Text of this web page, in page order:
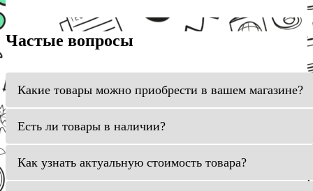
Частые вопросы
Какие товары можно приобрести в вашем магазине?
Есть ли товары в наличии?
Как узнать актуальную стоимость товара?